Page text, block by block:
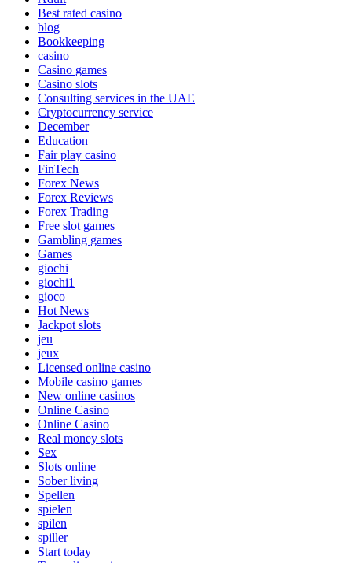
Best rated casino
blog
Bookkeeping
casino
Casino games
Casino slots
Consulting services in the UAE
Cryptocurrency service
December
Education
Fair play casino
FinTech
Forex News
Forex Reviews
Forex Trading
Free slot games
Gambling games
Games
giochi
giochi1
gioco
Hot News
Jackpot slots
jeu
jeux
Licensed online casino
Mobile casino games
New online casinos
Online Casino
Online Casino
Real money slots
Sex
Slots online
Sober living
Spellen
spielen
spilen
spiller
Start today